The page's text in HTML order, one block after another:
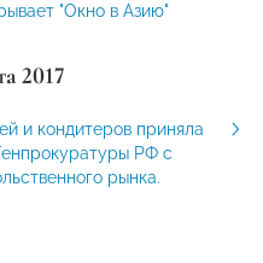
"Окно в Азию"
2017
и кондитеров приняла
РФ с
рынка.